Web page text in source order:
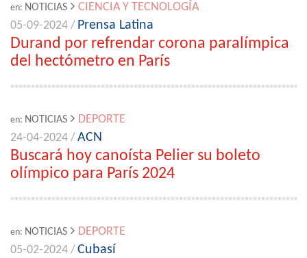
en: NOTICIAS
CIENCIA Y TECNOLOGÍA
05-09-2024 / Prensa Latina
Durand por refrendar corona paralímpica
del hectómetro en París
en: NOTICIAS
DEPORTE
24-04-2024 /ACN
Buscará hoy canoísta Pelier su boleto
olímpico para París 2024
en: NOTICIAS
DEPORTE
05-02-2024 /Cubasí